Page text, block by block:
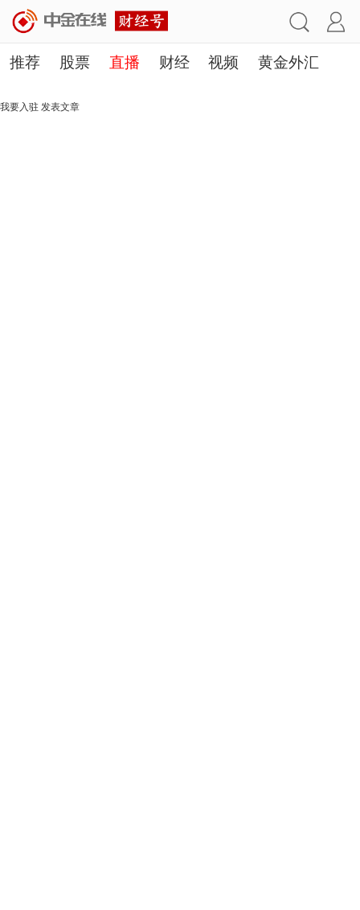
推荐 股票 直播 财经 视频 黄金外汇
理财 行业
我要入驻 发表文章